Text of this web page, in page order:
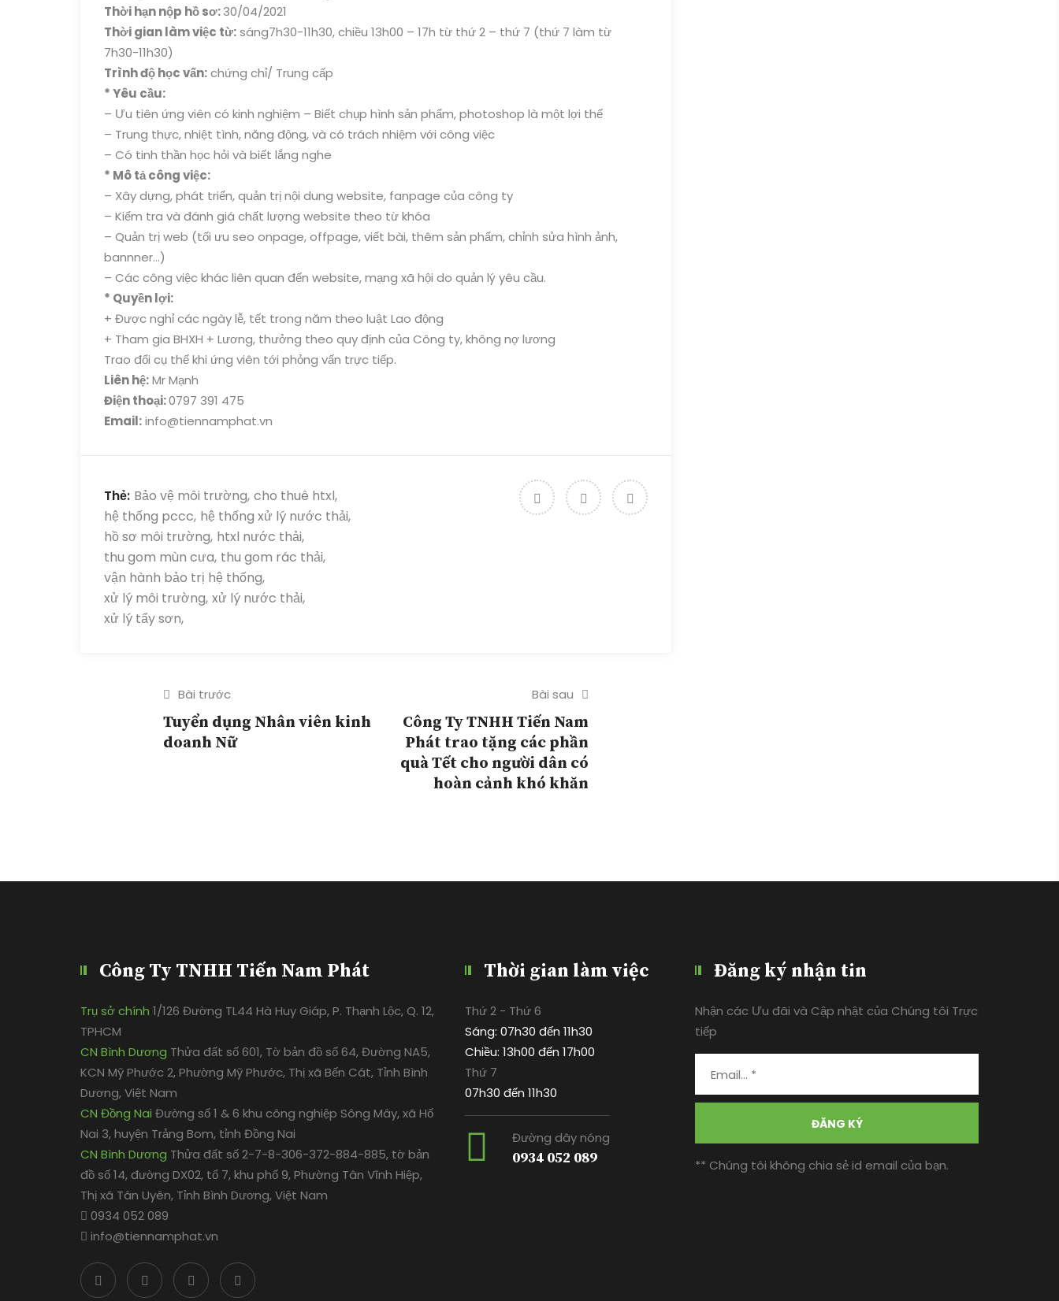
Thời hạn nộp hồ sơ:30/04/2021
Thời gian làm việc từ:sáng7h30-11h30, chiều 13h00 – 17h từ thứ 2 – thứ 7 (thứ 7 làm từ
7h30-11h30)
Trình độ học vấn:chứng chỉ/ Trung cấp
* Yêu cầu:
– Ưu tiên ứng viên có kinh nghiệm – Biết chụp hình sản phẩm, photoshop là một lợi thế
– Trung thực, nhiệt tình, năng động, và có trách nhiệm với công việc
– Có tinh thần học hỏi và biết lắng nghe
* Mô tả công việc:
– Xây dựng, phát triển, quản trị nội dung website, fanpage của công ty
– Kiểm tra và đánh giá chất lượng website theo từ khóa
– Quản trị web (tối ưu seo onpage, offpage, viết bài, thêm sản phẩm, chỉnh sửa hình ảnh,
bannner…)
– Các công việc khác liên quan đến website, mạng xã hội do quản lý yêu cầu.
* Quyền lợi:
+ Được nghỉ các ngày lễ, tết trong năm theo luật Lao động
+ Tham gia BHXH + Lương, thưởng theo quy định của Công ty, không nợ lương
Trao đổi cụ thể khi ứng viên tới phỏng vấn trực tiếp.
Liên hệ:Mr Mạnh
Điện thoại:0797 391 475
Email:info@tiennamphat.vn
Thẻ: Bảo vệ môi trường, cho thuê htxl,
hệ thống pccc, hệ thống xử lý nước thải,
hồ sơ môi trường, htxl nước thải,
thu gom mùn cưa, thu gom rác thải,
vận hành bảo trị hệ thống,
xử lý môi trường, xử lý nước thải,
xử lý tẩy sơn,
Bài trước
Tuyển dụng Nhân viên kinh
doanh Nữ
Bài sau
Công Ty TNHH Tiến Nam
Phát trao tặng các phần
quà Tết cho người dân có
hoàn cảnh khó khăn
Công Ty TNHH Tiến Nam Phát
Trụ sở chính 1/126 Đường TL44 Hà Huy Giáp, P. Thạnh Lộc, Q. 12,
TPHCM
CN Bình Dương Thửa đất số 601, Tờ bản đồ số 64, Đường NA5,
KCN Mỹ Phước 2, Phường Mỹ Phước, Thị xã Bến Cát, Tỉnh Bình
Dương, Việt Nam
CN Đồng Nai Đường số 1 & 6 khu công nghiệp Sông Mây, xã Hố
Nai 3, huyện Trảng Bom, tỉnh Đồng Nai
CN Bình Dương Thửa đất số 2-7-8-306-372-884-885, tờ bản
đồ số 14, đường DX02, tổ 7, khu phố 9, Phường Tân Vĩnh Hiệp,
Thị xã Tân Uyên, Tỉnh Bình Dương, Việt Nam
0934 052 089
info@tiennamphat.vn
Thời gian làm việc
Thứ 2 - Thứ 6
Sáng: 07h30 đến 11h30
Chiều: 13h00 đến 17h00
Thứ 7
07h30 đến 11h30
Đường dây nóng
0934 052 089
Đăng ký nhận tin
Nhận các Ưu đãi và Cập nhật của Chúng tôi Trực
tiếp
ĐĂNG KÝ
** Chúng tôi không chia sẻ id email của bạn.